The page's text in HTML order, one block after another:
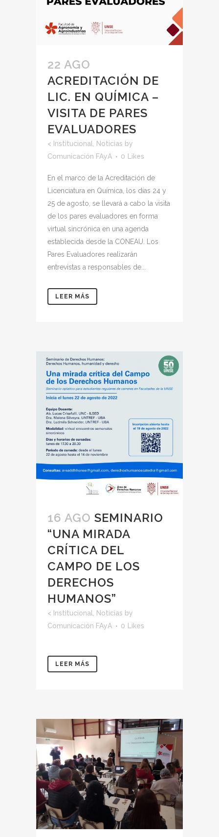
22 AGO
ACREDITACIÓN DE
LIC. EN QUÍMICA –
VISITA DE PARES
EVALUADORES
< Institucional Noticias by
Comunicación FAyA
0 Likes
En el marco de la Acreditación de
Licenciatura en Química, los días 24 y
25 de agosto, se llevará a cabo la visita
de los pares evaluadores en forma
virtual sincrónica en una agenda
establecida desde la CONEAU. Los
Pares Evaluadores realizarán
entrevistas a responsables de...
LEER MÁS
16 AGO SEMINARIO
“UNA MIRADA
CRÍTICA DEL
CAMPO DE LOS
DERECHOS
HUMANOS”
< Institucional Noticias by
Comunicación FAyA
0 Likes
LEER MÁS